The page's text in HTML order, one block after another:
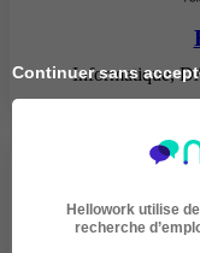
Informatique,
Continuer sans
Hellowork utilise
recherche